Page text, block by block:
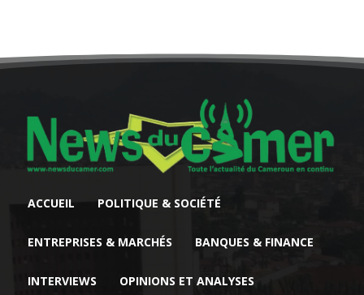
ACCUEIL POLITIQUE & SOCIÉTÉ
ENTREPRISES & MARCHÉS BANQUES & FINANCE
INTERVIEWS OPINIONS ET ANALYSES